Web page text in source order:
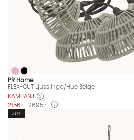
FLEX-OUT Ljusslinga/Hue Beige
FLEX-OUT Ljusslinga/Hue Beige
FLEX-OUT Ljusslinga/Hue Beige
PR Home
FLEX-OUT Ljusslinga/Hue Beige
KAMPANJ
2156 :- 2695 :-
20%